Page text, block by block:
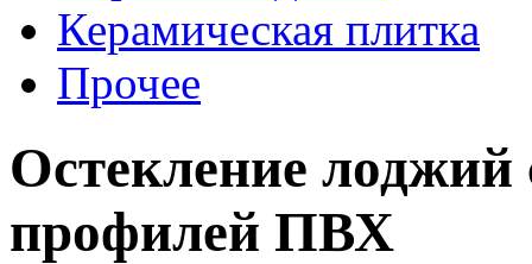
Керамическая плитка
Прочее
Остекление лоджий
профилей ПВХ